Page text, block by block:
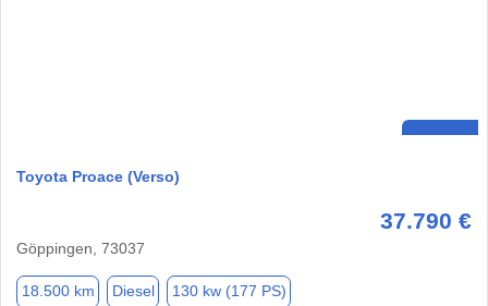
Toyota Proace (Verso)
37.790 €
Göppingen, 73037
18.500 km Diesel 130 kw (177 PS)